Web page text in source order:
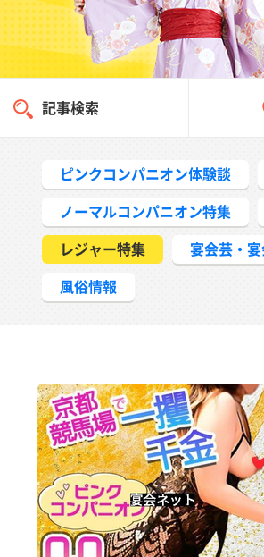
記事検索
ピンクコンパニオン体験談
ノーマルコンパニオン特集
レジャー特集
宴会芸・
風俗情報